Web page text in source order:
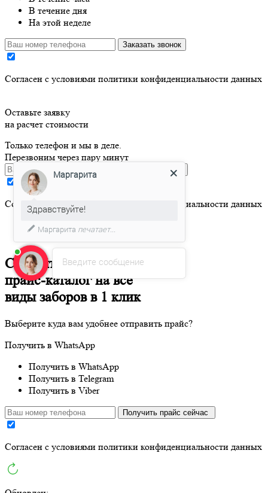
В течение дня
На этой неделе
Заказать звонок
Cогласен с условиями политики конфиденциальности данных
Оставьте заявку
на расчет стоимости
Только телефон и мы в деле.
Перезвоним через пару минут
Оставить заявку
Cогласен с условиями политики конфиденциальности данных
Скачайте
прайс-каталогна все
виды заборов в 1 клик
Выберите куда вам удобнее отправить прайс?
Получить в WhatsApp
Получить в WhatsApp
Получить в Telegram
Получить в Viber
Получить прайс сейчас
Cогласен с условиями политики конфиденциальности данных
Введите сообщение
Маргарита
Здравствуйте!
Маргарита печатает...